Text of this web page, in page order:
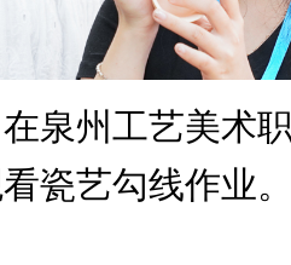
州工艺美术职
瓷艺勾线作业